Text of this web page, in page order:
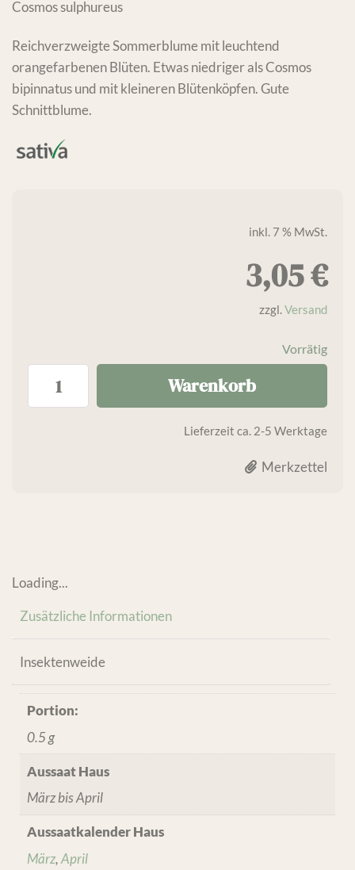
Cosmos sulphureus
Reichverzweigte Sommerblume mit leuchtend
orangefarbenen Blüten. Etwas niedriger als Cosmos
bipinnatus und mit kleineren Blütenköpfen. Gute
Schnittblume.
inkl. 7 % MwSt.
3,05€
zzgl.Versand
Vorrätig
Warenkorb
Lieferzeit ca. 2-5 Werktage
Merkzettel
Loading...
Zusätzliche Informationen
Insektenweide
Portion:
0.5 g
Aussaat Haus
März bis April
Aussaatkalender Haus
März,April